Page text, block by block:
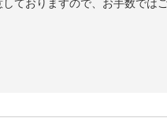
ておりますので、お手数では